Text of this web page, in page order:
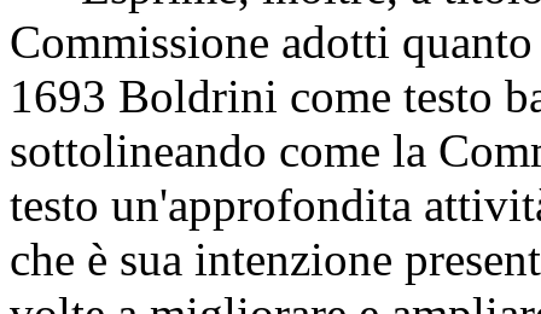
Commissione adotti
1693 Boldrini come testo
sottolineando come la
testo un'approfondita
che è sua intenzione